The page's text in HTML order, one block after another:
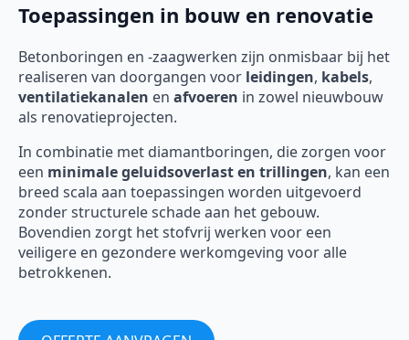
Toepassingen in bouw en renovatie
Betonboringen en -zaagwerken zijn onmisbaar bij het
realiseren van doorgangen voor leidingen, kabels,
ventilatiekanalen en afvoeren in zowel nieuwbouw
als renovatieprojecten.
In combinatie met diamantboringen, die zorgen voor
een minimale geluidsoverlast en trillingen, kan een
breed scala aan toepassingen worden uitgevoerd
zonder structurele schade aan het gebouw.
Bovendien zorgt het stofvrij werken voor een
veiligere en gezondere werkomgeving voor alle
betrokkenen.